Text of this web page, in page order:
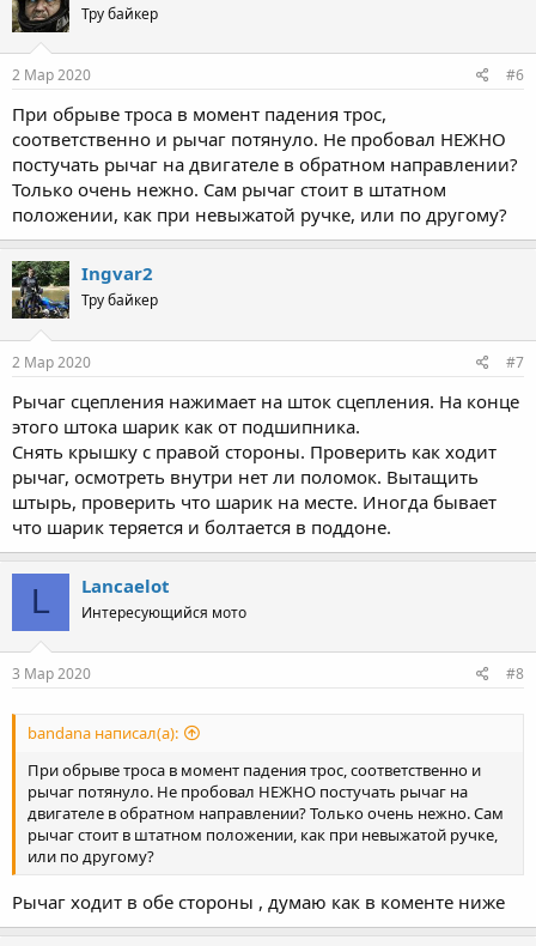
Тру байкер
2 Мар 2020 #6
При обрыве троса в момент падения трос,
соответственно и рычаг потянуло. Не пробовал НЕЖНО
постучать рычаг на двигателе в обратном направлении?
Только очень нежно. Сам рычаг стоит в штатном
положении, как при невыжатой ручке, или по другому?
Ingvar2
Тру байкер
2 Мар 2020 #7
Рычаг сцепления нажимает на шток сцепления. На конце
этого штока шарик как от подшипника.
Снять крышку с правой стороны. Проверить как ходит
рычаг, осмотреть внутри нет ли поломок. Вытащить
штырь, проверить что шарик на месте. Иногда бывает
что шарик теряется и болтается в поддоне.
L Lancaelot
Интересующийся мото
3 Мар 2020 #8
bandana написал(а):
При обрыве троса в момент падения трос, соответственно и
рычаг потянуло. Не пробовал НЕЖНО постучать рычаг на
двигателе в обратном направлении? Только очень нежно. Сам
рычаг стоит в штатном положении, как при невыжатой ручке,
или по другому?
Рычаг ходит в обе стороны , думаю как в коменте ниже